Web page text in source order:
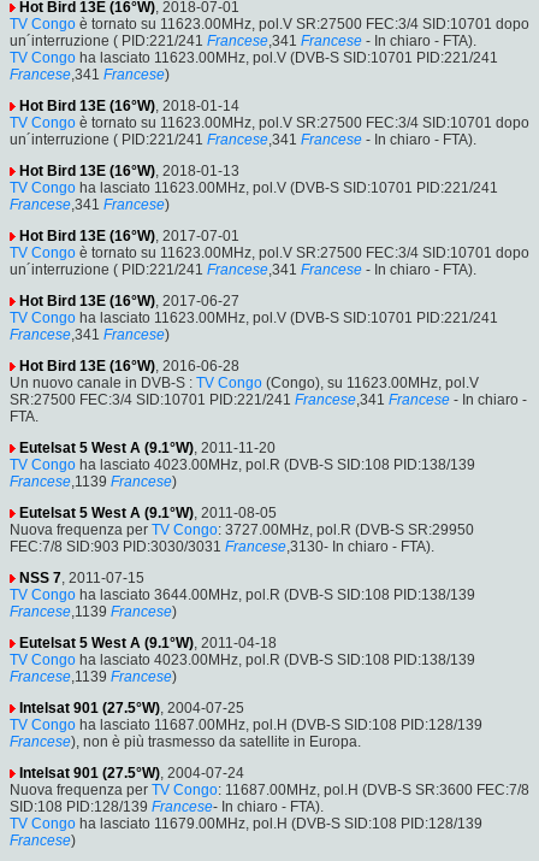
Hot Bird 13E (16°W), 2018-07-01
TV Congo è tornato su 11623.00MHz, pol.V SR:27500 FEC:3/4 SID:10701 dopo
un´interruzione ( PID:221/241 Francese,341 Francese - In chiaro - FTA).
TV Congo ha lasciato 11623.00MHz, pol.V (DVB-S SID:10701 PID:221/241
Francese,341 Francese)
Hot Bird 13E (16°W), 2018-01-14
TV Congo è tornato su 11623.00MHz, pol.V SR:27500 FEC:3/4 SID:10701 dopo
un´interruzione ( PID:221/241 Francese,341 Francese - In chiaro - FTA).
Hot Bird 13E (16°W), 2018-01-13
TV Congo ha lasciato 11623.00MHz, pol.V (DVB-S SID:10701 PID:221/241
Francese,341 Francese)
Hot Bird 13E (16°W), 2017-07-01
TV Congo è tornato su 11623.00MHz, pol.V SR:27500 FEC:3/4 SID:10701 dopo
un´interruzione ( PID:221/241 Francese,341 Francese - In chiaro - FTA).
Hot Bird 13E (16°W), 2017-06-27
TV Congo ha lasciato 11623.00MHz, pol.V (DVB-S SID:10701 PID:221/241
Francese,341 Francese)
Hot Bird 13E (16°W), 2016-06-28
Un nuovo canale in DVB-S : TV Congo (Congo), su 11623.00MHz, pol.V
SR:27500 FEC:3/4 SID:10701 PID:221/241 Francese,341 Francese - In chiaro -
FTA.
Eutelsat 5 West A (9.1°W), 2011-11-20
TV Congo ha lasciato 4023.00MHz, pol.R (DVB-S SID:108 PID:138/139
Francese,1139 Francese)
Eutelsat 5 West A (9.1°W), 2011-08-05
Nuova frequenza per TV Congo: 3727.00MHz, pol.R (DVB-S SR:29950
FEC:7/8 SID:903 PID:3030/3031 Francese,3130- In chiaro - FTA).
NSS 7, 2011-07-15
TV Congo ha lasciato 3644.00MHz, pol.R (DVB-S SID:108 PID:138/139
Francese,1139 Francese)
Eutelsat 5 West A (9.1°W), 2011-04-18
TV Congo ha lasciato 4023.00MHz, pol.R (DVB-S SID:108 PID:138/139
Francese,1139 Francese)
Intelsat 901 (27.5°W), 2004-07-25
TV Congo ha lasciato 11687.00MHz, pol.H (DVB-S SID:108 PID:128/139
Francese), non è più trasmesso da satellite in Europa.
Intelsat 901 (27.5°W), 2004-07-24
Nuova frequenza per TV Congo: 11687.00MHz, pol.H (DVB-S SR:3600 FEC:7/8
SID:108 PID:128/139 Francese- In chiaro - FTA).
TV Congo ha lasciato 11679.00MHz, pol.H (DVB-S SID:108 PID:128/139
Francese)